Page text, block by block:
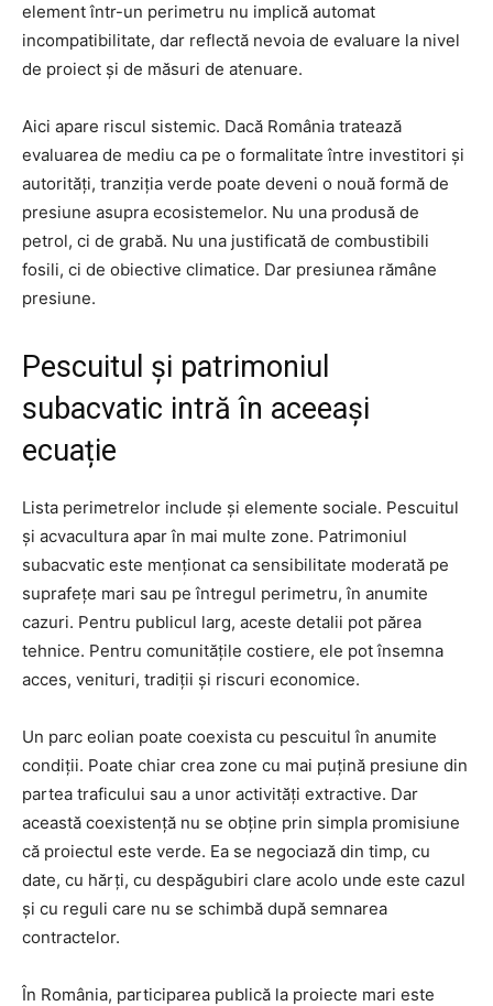
element într-un perimetru nu implică automat
incompatibilitate, dar reflectă nevoia de evaluare la nivel
de proiect și de măsuri de atenuare.
Aici apare riscul sistemic. Dacă România tratează
evaluarea de mediu ca pe o formalitate între investitori și
autorități, tranziția verde poate deveni o nouă formă de
presiune asupra ecosistemelor. Nu una produsă de
petrol, ci de grabă. Nu una justificată de combustibili
fosili, ci de obiective climatice. Dar presiunea rămâne
presiune.
Pescuitul și patrimoniul
subacvatic intră în aceeași
ecuație
Lista perimetrelor include și elemente sociale. Pescuitul
și acvacultura apar în mai multe zone. Patrimoniul
subacvatic este menționat ca sensibilitate moderată pe
suprafețe mari sau pe întregul perimetru, în anumite
cazuri. Pentru publicul larg, aceste detalii pot părea
tehnice. Pentru comunitățile costiere, ele pot însemna
acces, venituri, tradiții și riscuri economice.
Un parc eolian poate coexista cu pescuitul în anumite
condiții. Poate chiar crea zone cu mai puțină presiune din
partea traficului sau a unor activități extractive. Dar
această coexistență nu se obține prin simpla promisiune
că proiectul este verde. Ea se negociază din timp, cu
date, cu hărți, cu despăgubiri clare acolo unde este cazul
și cu reguli care nu se schimbă după semnarea
contractelor.
În România, participarea publică la proiecte mari este